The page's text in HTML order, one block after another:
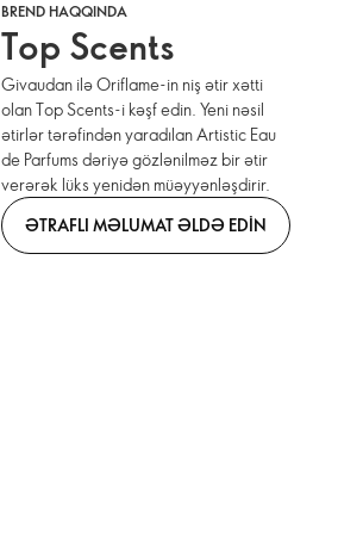
BREND HAQQINDA
Top Scents
Givaudan ilə Oriflame-in niş ətir xətti
olan Top Scents-i kəşf edin. Yeni nəsil
ətirlər tərəfindən yaradılan Artistic Eau
de Parfums dəriyə gözlənilməz bir ətir
verərək lüks yenidən müəyyənləşdirir.
ƏTRAFLI MƏLUMAT ƏLDƏ EDIN